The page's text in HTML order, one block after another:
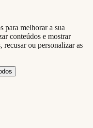
para melhorar a sua
conteúdos e mostrar
recusar ou personalizar as